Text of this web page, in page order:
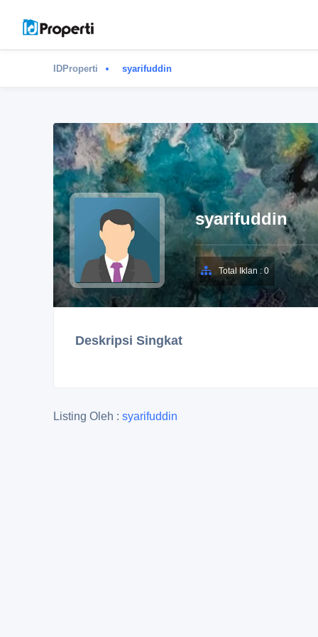
IDProperti syarifuddin
syarifuddin
Total Iklan : 0
Deskripsi Singkat
Listing Oleh : syarifuddin